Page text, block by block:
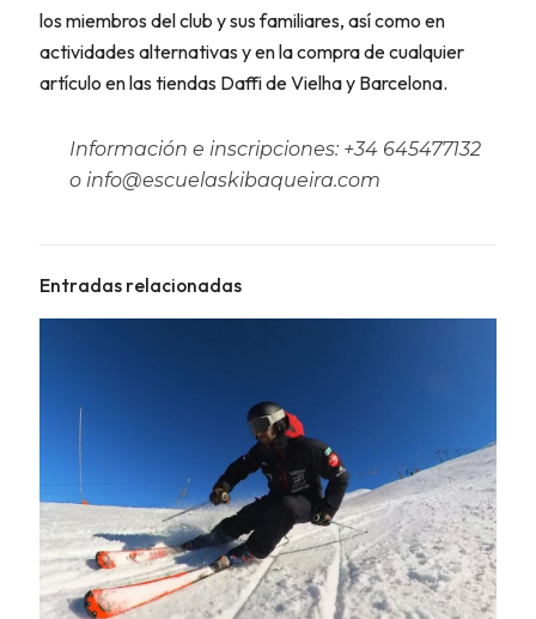
los miembros del club y sus familiares, así como en
actividades alternativas y en la compra de cualquier
artículo en las tiendas Daffi de Vielha y Barcelona.
Información e inscripciones: +34 645477132
o info@escuelaskibaqueira.com
Entradas relacionadas